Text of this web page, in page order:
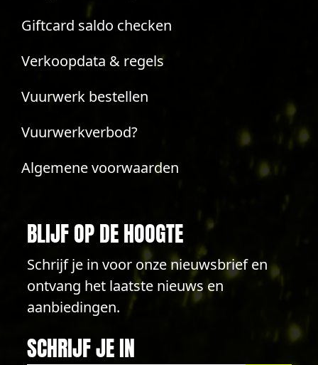
Giftcard saldo checken
Verkoopdata & regels
Vuurwerk bestellen
Vuurwerkverbod?
Algemene voorwaarden
BLIJF OP DE HOOGTE
Schrijf je in voor onze nieuwsbrief en
ontvang het laatste nieuws en
aanbiedingen.
SCHRIJF JE IN